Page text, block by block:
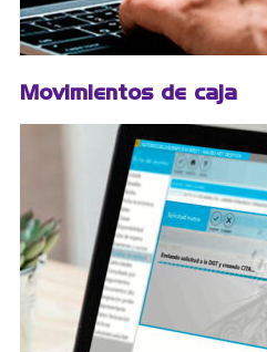
Movimientos de caja